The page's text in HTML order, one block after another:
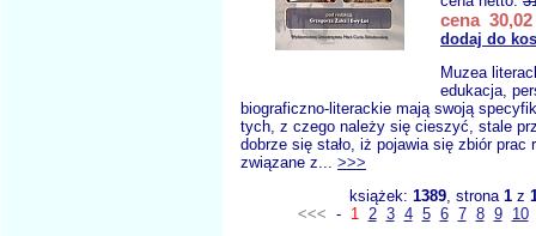
cena 30,02
dodaj do
Muzea
edukacja,
biograficzno-literackie mają swoją
tych, z czego należy się cieszyć, stale
dobrze się stało, iż pojawia się zbiór prac
związane z... >>>
książek: 1389, strona 1z
<<< - 1 2 3 4 5 6 7 8 9 10